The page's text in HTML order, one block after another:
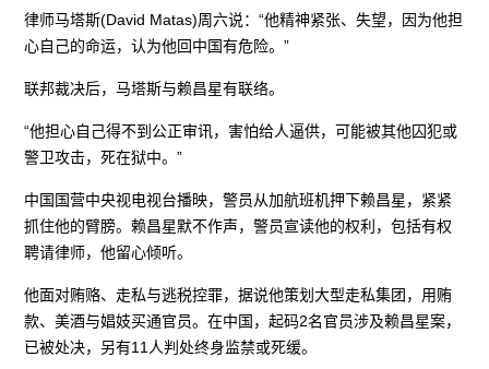
律师马塔斯(David Matas)周六说：“他精神紧张、失望，因为他担
心自己的命运，认为他回中国有危险。”
联邦裁决后，马塔斯与赖昌星有联络。
“他担心自己得不到公正审讯，害怕给人逼供，可能被其他囚犯或
警卫攻击，死在狱中。”
中国国营中央视电视台播映，警员从加航班机押下赖昌星，紧紧
抓住他的臂膀。赖昌星默不作声，警员宣读他的权利，包括有权
聘请律师，他留心倾听。
他面对贿赂、走私与逃税控罪，据说他策划大型走私集团，用贿
款、美酒与娼妓买通官员。在中国，起码2名官员涉及赖昌星案，
已被处决，另有11人判处终身监禁或死缓。